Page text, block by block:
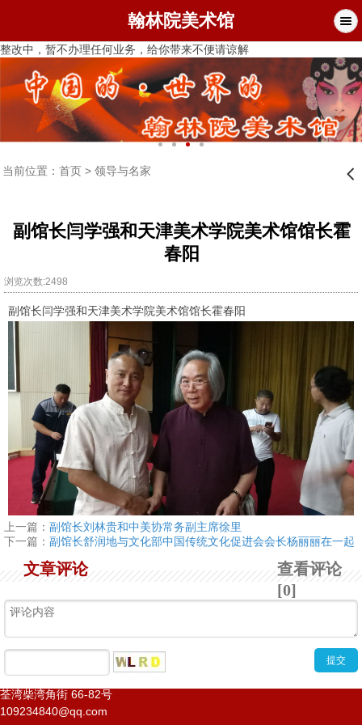
翰林院美术馆
整改中，暂不办理任何业务，给你带来不便请谅解
当前位置： 首页> 领导与名家 󰊒
副馆长闫学强和天津美术学院美术馆馆长霍
春阳
浏览次数:2498
副馆长闫学强和天津美术学院美术馆馆长霍春阳
上一篇： 副馆长刘林贵和中美协常务副主席徐里
下一篇： 副馆长舒润地与文化部中国传统文化促进会会长杨丽丽在一起
查看评论
[0]
文章评论
荃湾柴湾角街 66-82号
109234840@qq.com